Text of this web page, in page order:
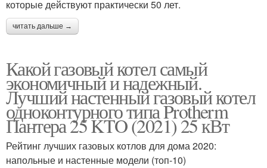
которые действуют практически 50 лет.
читать дальше →
Какой газовый котел самый
экономичный и надежный.
Лучший настенный газовый котел
одноконтурного типа Protherm
Пантера 25 KTO (2021) 25 кВт
Рейтинг лучших газовых котлов для дома 2020:
напольные и настенные модели (топ-10)